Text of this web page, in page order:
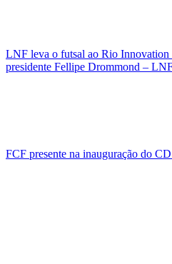
LNF leva o futsal ao Rio Innovation
presidente Fellipe Drommond –
FCF presente na inauguração do